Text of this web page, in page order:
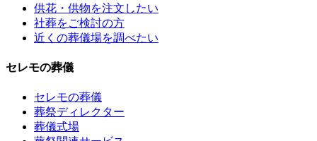
供花・供物を注文したい
社葬をご検討の方
近くの葬儀場を調べたい
セレモの葬儀
セレモの葬儀
葬祭ディレクター
葬儀式場